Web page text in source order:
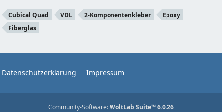
Cubical Quad VDL 2-Komponentenkleber
Epoxy
Fiberglas
Datenschutzerklärung Impressum
Community-Software:WoltLab Suite™ 6.0.26